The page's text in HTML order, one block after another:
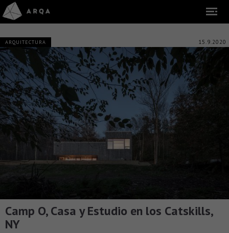
ARQUITECTURA 15.9.2020
Camp O, Casa y Estudio en los Catskills,
NY